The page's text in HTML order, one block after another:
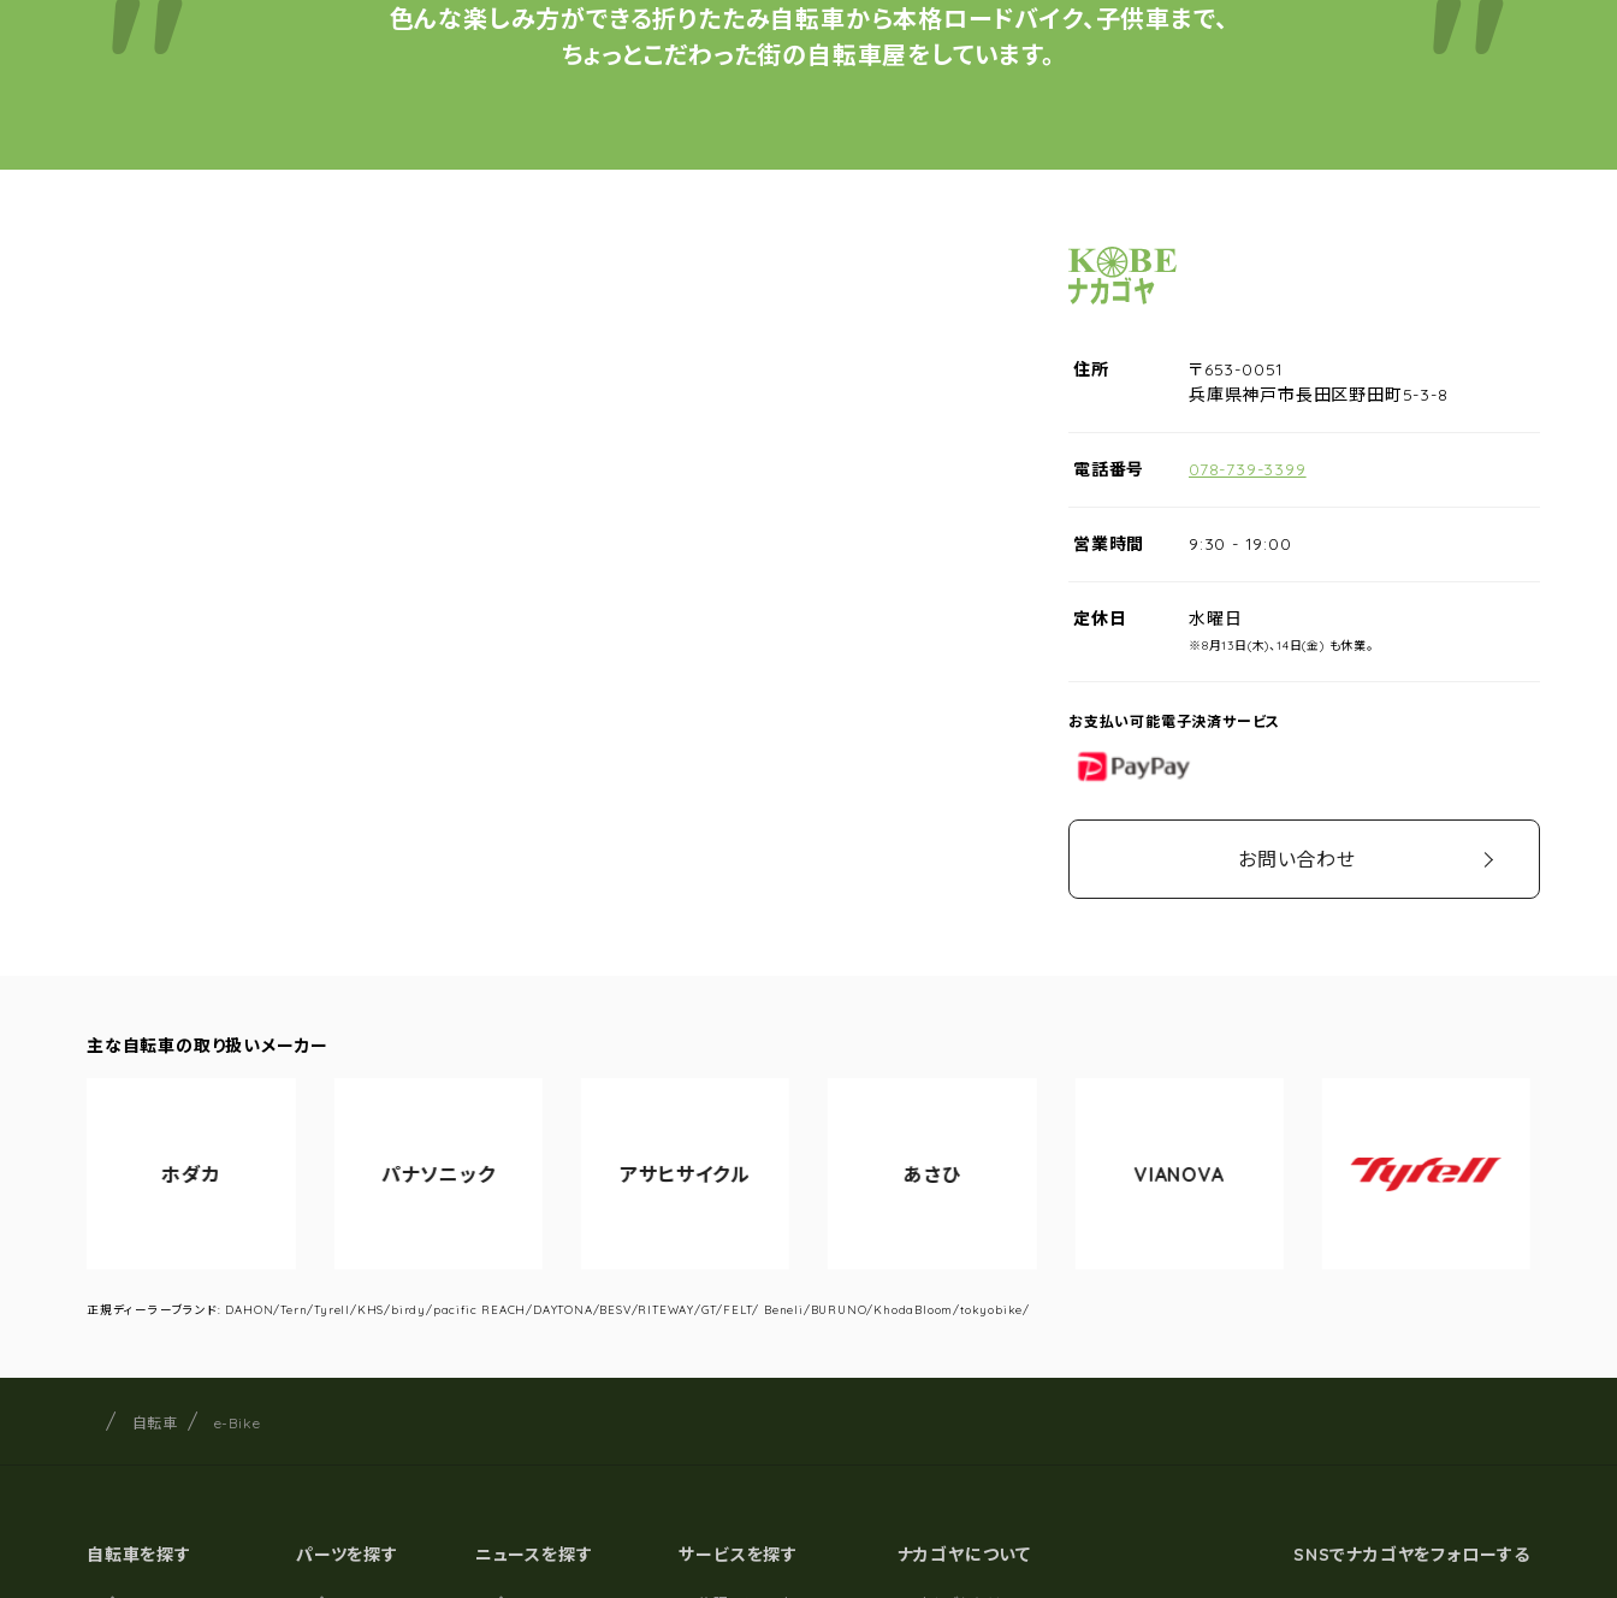
色んな楽しみ方ができる折りたたみ自転車から本格ロードバイク、子供車まで、
ちょっとこだわった街の自転車屋をしています。
サイクルショップナカゴヤ
住所
〒653-0051
兵庫県神戸市長田区野田町5-3-8
電話番号 078-739-3399
営業時間 9:30 - 19:00
定休日 水曜日
※8月13日(木)、14日(金) も休業。
お支払い可能電子決済サービス
PayPay
お問い合わせ
主な自転車の取り扱いメーカー
パナソニック アサヒサイクル VIANOVA
Tyrell
正規ディーラーブランド: DAHON/Tern/Tyrell/KHS/birdy/pacific REACH/DAYTONA/BESV/RITEWAY/GT/FELT/ Beneli/BURUNO/KhodaBloom/tokyobike/
サイト内の現在地
サイクルショップナカゴヤ
自転車 e-Bike
自転車を探す パーツを探す ニュースを探す サービスを探す ナカゴヤについて SNSでナカゴヤをフォローする